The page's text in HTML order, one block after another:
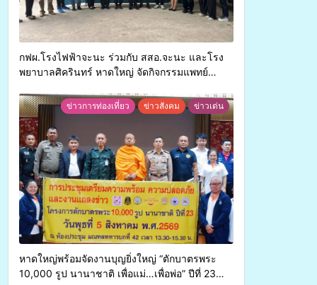
กฟผ.โรงไฟฟ้าจะนะ ร่วมกับ สสอ.จะนะ และโรง
พยาบาลศิครินทร์ หาดใหญ่ จัดกิจกรรมแพทย์
ข่าวการท่องเที่ยว ข่าวสังคม ข่าวเด่น
หาดใหญ่พร้อมจัดงานบุญยิ่งใหญ่ “ตักบาตรพระ
10,000 รูป นานาชาติ เพื่อแม่…เพื่อพ่อ” ปีที่ 23